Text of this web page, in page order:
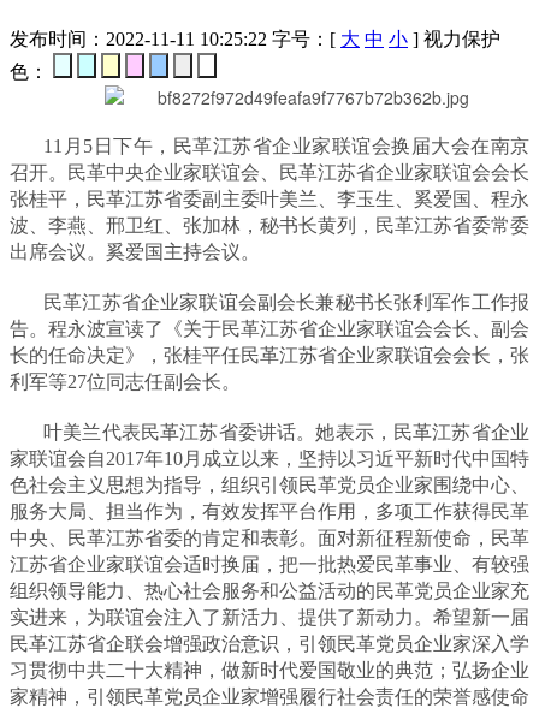
发布时间：2022-11-11 10:25:22 字号：[ 大 中 小 ] 视力保护
色：
11月5日下午，民革江苏省企业家联谊会换届大会在南京
召开。民革中央企业家联谊会、民革江苏省企业家联谊会会长
张桂平，民革江苏省委副主委叶美兰、李玉生、奚爱国、程永
波、李燕、邢卫红、张加林，秘书长黄列，民革江苏省委常委
出席会议。奚爱国主持会议。
民革江苏省企业家联谊会副会长兼秘书长张利军作工作报
告。程永波宣读了《关于民革江苏省企业家联谊会会长、副会
长的任命决定》，张桂平任民革江苏省企业家联谊会会长，张
利军等27位同志任副会长。
叶美兰代表民革江苏省委讲话。她表示，民革江苏省企业
家联谊会自2017年10月成立以来，坚持以习近平新时代中国特
色社会主义思想为指导，组织引领民革党员企业家围绕中心、
服务大局、担当作为，有效发挥平台作用，多项工作获得民革
中央、民革江苏省委的肯定和表彰。面对新征程新使命， 民革
江苏省企业家联谊会适时换届，把一批热爱民革事业、有较强
组织领导能力、热心社会服务和公益活动的民革党员企业家充
实进来，为联谊会注入了新活力、提供了新动力。希望新一届
民革江苏省企联会增强政治意识，引领民革党员企业家深入学
习贯彻中共二十大精神，做新时代爱国敬业的典范；弘扬企业
家精神，引领民革党员企业家增强履行社会责任的荣誉感使命